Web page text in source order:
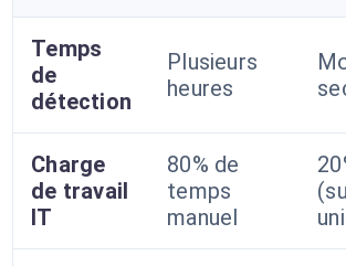
Temps
de
détection
Plusieurs
heures
Charge
de travail
IT
80% de
temps
manuel